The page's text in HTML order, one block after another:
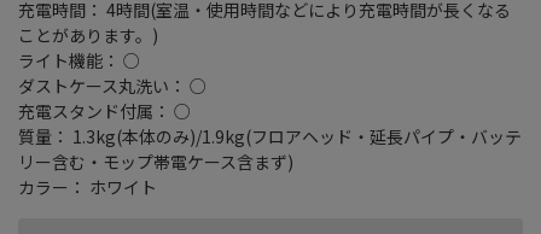
充電時間： 4時間(室温・使用時間などにより充電時間が長くなる
ことがあります。)
ライト機能： ○
ダストケース丸洗い： ○
充電スタンド付属： ○
質量： 1.3kg(本体のみ)/1.9kg(フロアヘッド・延長パイプ・バッテ
リー含む・モップ帯電ケース含まず)
カラー： ホワイト